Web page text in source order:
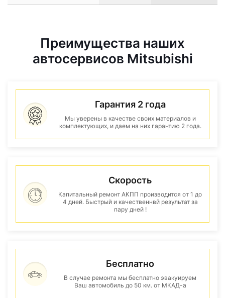
Преимущества наших
автосервисов Mitsubishi
Гарантия 2 года
Мы уверены в качестве своих материалов и
комплектующих, и даем на них гарантию 2 года.
Скорость
Капитальный ремонт АКПП производится от 1 до
4 дней. Быстрый и качественнвй результат за
пару дней !
Бесплатно
В случае ремонта мы бесплатно эвакуируем
Ваш автомобиль до 50 км. от МКАД-а